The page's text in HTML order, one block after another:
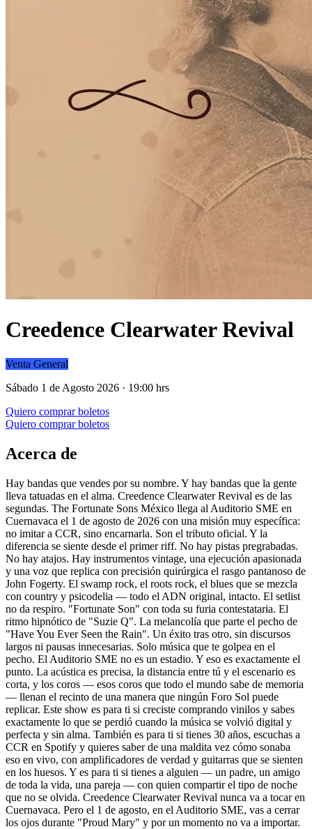
Creedence Clearwater Revival
Venta General
Sábado 1 de Agosto 2026 · 19:00 hrs
Quiero comprar boletos
Quiero comprar boletos
Acerca de
Hay bandas que vendes por su nombre. Y hay bandas que la gente
lleva tatuadas en el alma. Creedence Clearwater Revival es de las
segundas. The Fortunate Sons México llega al Auditorio SME en
Cuernavaca el 1 de agosto de 2026 con una misión muy específica:
no imitar a CCR, sino encarnarla. Son el tributo oficial. Y la
diferencia se siente desde el primer riff. No hay pistas pregrabadas.
No hay atajos. Hay instrumentos vintage, una ejecución apasionada
y una voz que replica con precisión quirúrgica el rasgo pantanoso de
John Fogerty. El swamp rock, el roots rock, el blues que se mezcla
con country y psicodelia — todo el ADN original, intacto. El setlist
no da respiro. "Fortunate Son" con toda su furia contestataria. El
ritmo hipnótico de "Suzie Q". La melancolía que parte el pecho de
"Have You Ever Seen the Rain". Un éxito tras otro, sin discursos
largos ni pausas innecesarias. Solo música que te golpea en el
pecho. El Auditorio SME no es un estadio. Y eso es exactamente el
punto. La acústica es precisa, la distancia entre tú y el escenario es
corta, y los coros — esos coros que todo el mundo sabe de memoria
— llenan el recinto de una manera que ningún Foro Sol puede
replicar. Este show es para ti si creciste comprando vinilos y sabes
exactamente lo que se perdió cuando la música se volvió digital y
perfecta y sin alma. También es para ti si tienes 30 años, escuchas a
CCR en Spotify y quieres saber de una maldita vez cómo sonaba
eso en vivo, con amplificadores de verdad y guitarras que se sienten
en los huesos. Y es para ti si tienes a alguien — un padre, un amigo
de toda la vida, una pareja — con quien compartir el tipo de noche
que no se olvida. Creedence Clearwater Revival nunca va a tocar en
Cuernavaca. Pero el 1 de agosto, en el Auditorio SME, vas a cerrar
los ojos durante "Proud Mary" y por un momento no va a importar.